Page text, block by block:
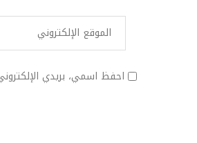
احفظ اسمي، بريدي